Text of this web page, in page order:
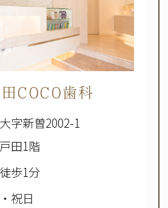
COCO歯科
字新曽2002-1
田1階
歩1分
祝日